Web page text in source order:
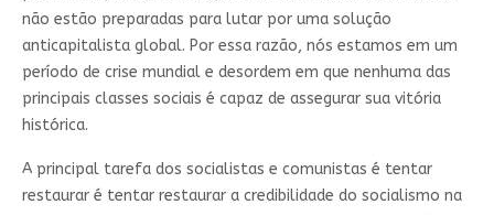
não estão preparadas para lutar por uma solução
anticapitalista global. Por essa razão, nós estamos em um
período de crise mundial e desordem em que nenhuma das
principais classes sociais é capaz de assegurar sua vitória
histórica.
A principal tarefa dos socialistas e comunistas é tentar
restaurar é tentar restaurar a credibilidade do socialismo na